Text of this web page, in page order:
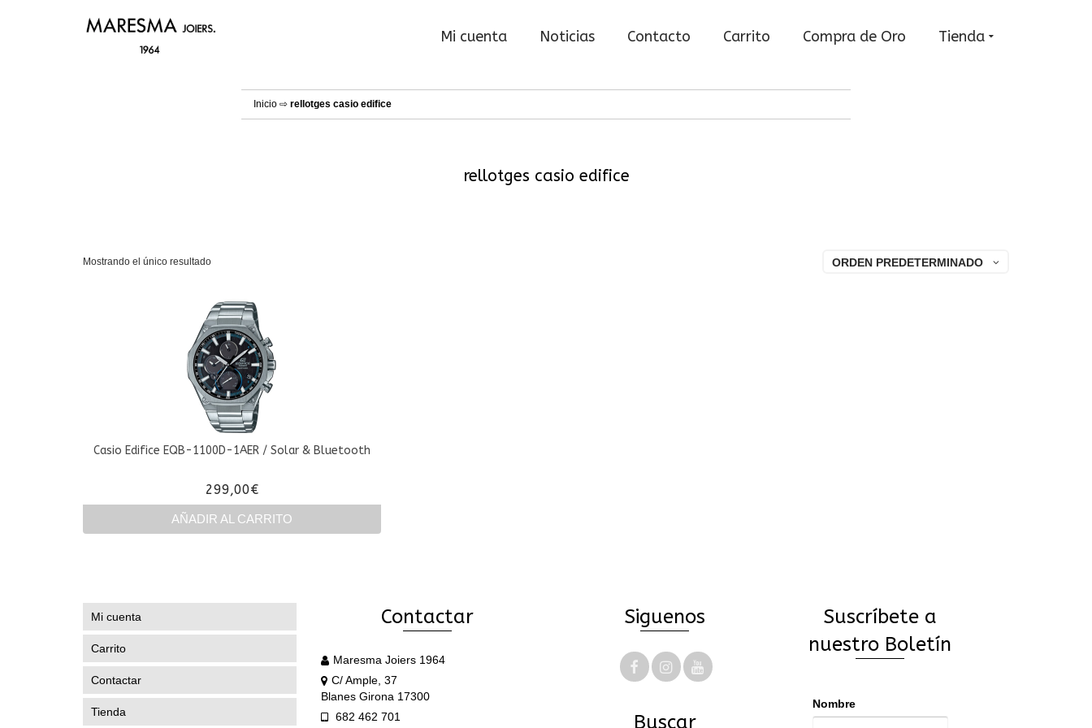
Mi cuenta Noticias Contacto Carrito Compra de Oro Tienda
Inicio ⇨ rellotges casio edifice
rellotges casio edifice
Mostrando el único resultado ORDEN PREDETERMINADO
Casio Edifice EQB-1100D-1AER / Solar & Bluetooth
299,00€
AÑADIR AL CARRITO
Mi cuenta
Carrito
Contactar
Tienda
Contactar
Maresma Joiers 1964
C/ Ample, 37
Blanes Girona 17300
682 462 701
Siguenos
Buscar
Suscríbete a
nuestro Boletín
Nombre